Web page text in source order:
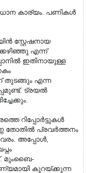
കാര്യം. പണികൾ
സ്റ്റേഷനായ
എന്ന്
ഇതിനായുള്ള
തുടങ്ങും എന്ന
ട്രയൽ
റിപ്പോർട്ടുകൾ
തോതിൽ പ്രവർത്തനം
അപ്പോൾ,
മുംബൈ-
കുറയ്ക്കുന്ന